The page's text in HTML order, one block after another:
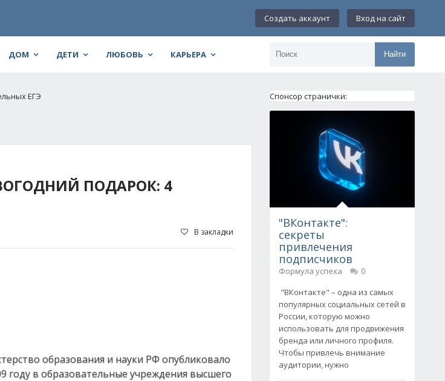
Создать аккаунт Вход на сайт
ДОМ ДЕТИ ЛЮБОВЬ КАРЬЕРА Найти
ЕГЭ
ПОДАРОК: 4
В закладки
образования и науки РФ опубликовало
году в образовательные учреждения высшего
Спонсор странички:
"ВКонтакте":
секреты
привлечения
подписчиков
Формула успеха
0
"ВКонтакте" – одна из самых
популярных социальных сетей в
России, которую можно
использовать для продвижения
бренда или личного профиля.
Чтобы привлечь внимание
аудитории, нужно